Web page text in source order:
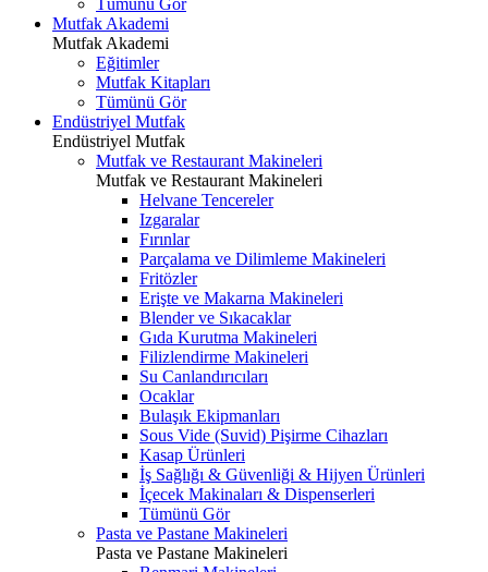
Tümünü Gör
Mutfak Akademi
Mutfak Akademi
Eğitimler
Mutfak Kitapları
Tümünü Gör
Endüstriyel Mutfak
Endüstriyel Mutfak
Mutfak ve Restaurant Makineleri
Mutfak ve Restaurant Makineleri
Helvane Tencereler
Izgaralar
Fırınlar
Parçalama ve Dilimleme Makineleri
Fritözler
Erişte ve Makarna Makineleri
Blender ve Sıkacaklar
Gıda Kurutma Makineleri
Filizlendirme Makineleri
Su Canlandırıcıları
Ocaklar
Bulaşık Ekipmanları
Sous Vide (Suvid) Pişirme Cihazları
Kasap Ürünleri
İş Sağlığı & Güvenliği & Hijyen Ürünleri
İçecek Makinaları & Dispenserleri
Tümünü Gör
Pasta ve Pastane Makineleri
Pasta ve Pastane Makineleri